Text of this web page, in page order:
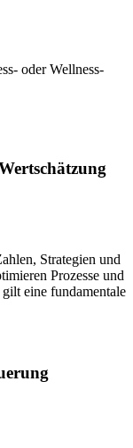
oder Wellness-
Strategien und
Prozesse und
eine fundamentale